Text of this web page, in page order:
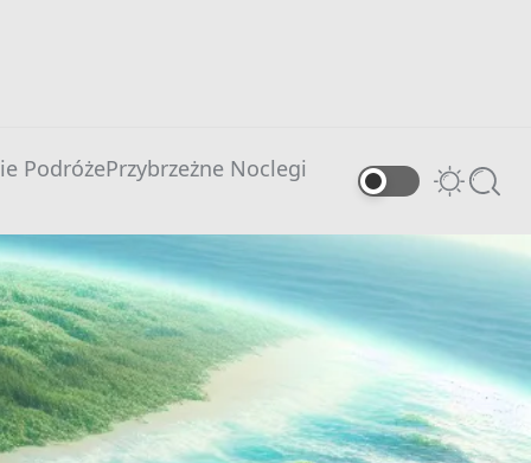
PodróżePrzybrzeżne Noclegi
Switch
mode
0 comments